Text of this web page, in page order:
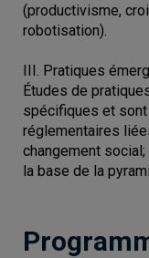
(productivisme,
robotisation).
III. Pratiques
Études de
spécifiques et
réglementaires
changement
la base de la